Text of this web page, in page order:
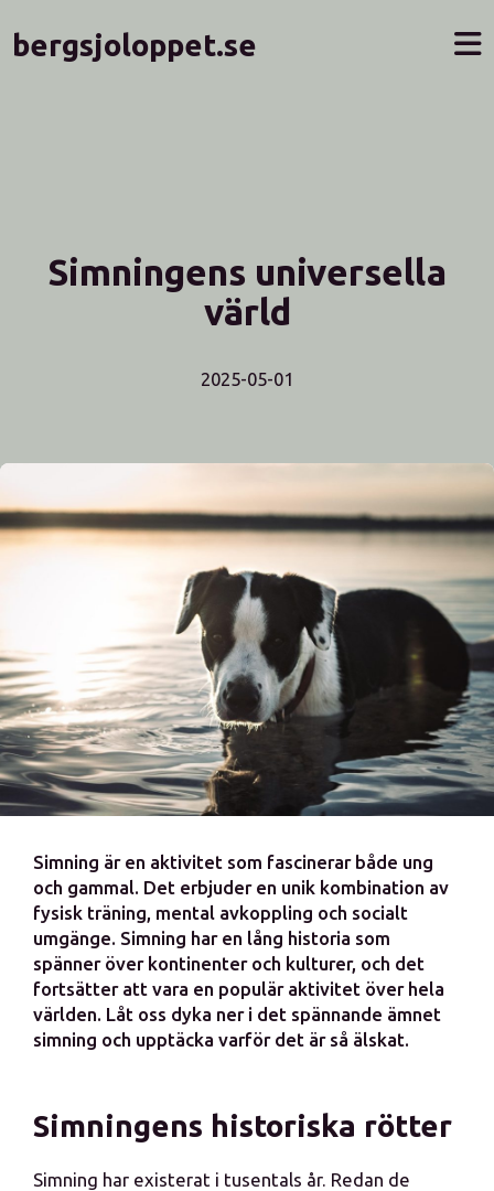
bergsjoloppet.se
Simningens universella
värld
2025-05-01
Simning är en aktivitet som fascinerar både ung
och gammal. Det erbjuder en unik kombination av
fysisk träning, mental avkoppling och socialt
umgänge. Simning har en lång historia som
spänner över kontinenter och kulturer, och det
fortsätter att vara en populär aktivitet över hela
världen. Låt oss dyka ner i det spännande ämnet
simning och upptäcka varför det är så älskat.
Simningens historiska rötter
Simning har existerat i tusentals år. Redan de